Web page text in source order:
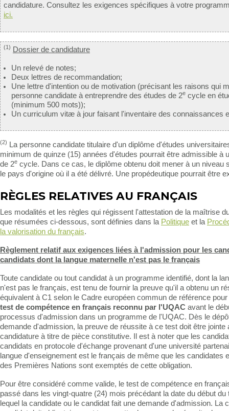
candidature. Consultez les exigences spécifiques à votre
ici.
(1) Dossier de candidature
Un relevé de notes;
Deux lettres de recommandation;
Une lettre d'intention ou de motivation (précisant les raisons qui
personne candidate à entreprendre des études de 2e cycle en
(minimum 500 mots));
Un curriculum vitæ à jour faisant l'inventaire des connaissances
(2)
La personne candidate titulaire d'un diplôme d'études
minimum de quinze (15) années d'études pourrait être admissible à
de 2e cycle. Dans ce cas, le diplôme obtenu doit mener à un niveau
le pays d'origine où il a été délivré. Une propédeutique pourrait être
RÈGLES RELATIVES AU FRANÇAIS
Les modalités et les règles qui régissent l'attestation de la maîtrise
que résumées ci-dessous, sont définies dans la Politique et la
la valorisation du français.
Règlement relatif aux exigences liées à l'admission pour les
candidats dont la langue maternelle n'est pas le français
Toute candidate ou tout candidat à un programme identifié, dont la
n'est pas le français, est tenu de fournir la preuve qu'il a obtenu un
équivalent à C1 selon le Cadre européen commun de référence
test de compétence en français reconnu par l'UQAC avant le
processus d'admission dans un programme de l'UQAC. Dès le
demande d'admission, la preuve de réussite à ce test doit être jointe
candidature à titre de pièce constitutive. Il est à noter que les
candidats en protocole d'échange provenant d'une université
langue d'enseignement est le français de même que les candidates
des Premières Nations sont exemptés de cette obligation.
Pour être considéré comme valide, le test de compétence en
passé dans les vingt-quatre (24) mois précédant la date du début du
lequel la candidate ou le candidat fait une demande d'admission. La